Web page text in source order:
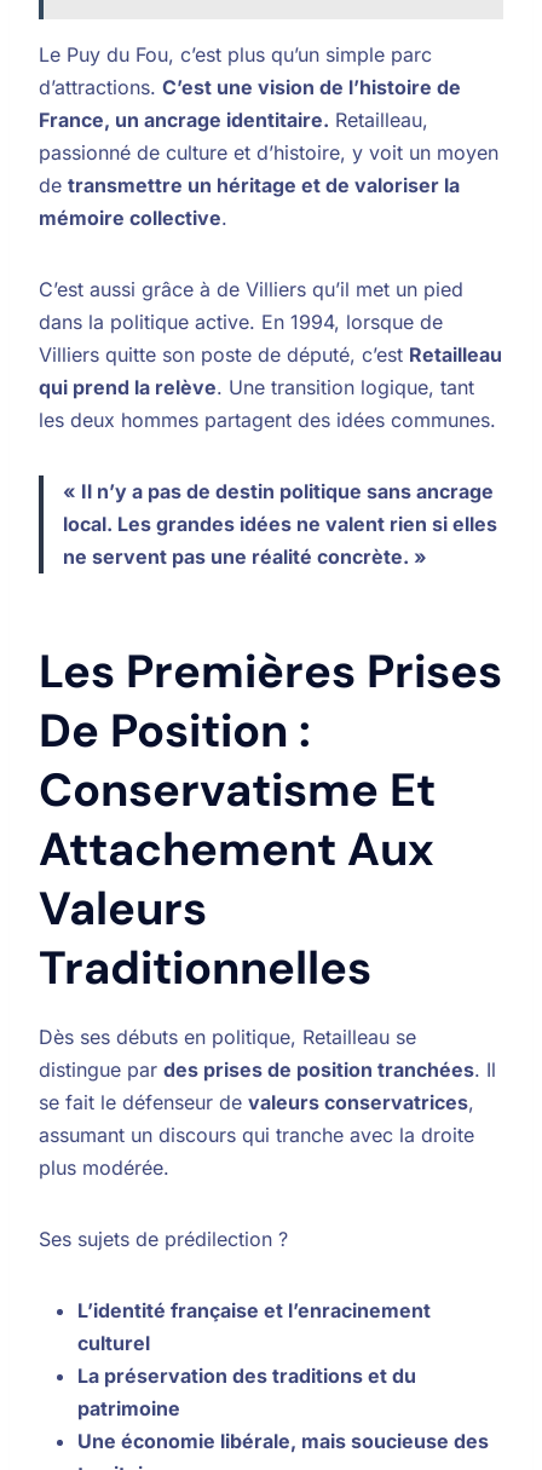
Le Puy du Fou, c’est plus qu’un simple parc
d’attractions. C’est une vision de l’histoire de
France, un ancrage identitaire. Retailleau,
passionné de culture et d’histoire, y voit un moyen
de transmettre un héritage et de valoriser la
mémoire collective.
C’est aussi grâce à de Villiers qu’il met un pied
dans la politique active. En 1994, lorsque de
Villiers quitte son poste de député, c’est Retailleau
qui prend la relève. Une transition logique, tant
les deux hommes partagent des idées communes.
« Il n’y a pas de destin politique sans ancrage
local. Les grandes idées ne valent rien si elles
ne servent pas une réalité concrète. »
Les Premières Prises
De Position :
Conservatisme Et
Attachement Aux
Valeurs
Traditionnelles
Dès ses débuts en politique, Retailleau se
distingue par des prises de position tranchées. Il
se fait le défenseur de valeurs conservatrices,
assumant un discours qui tranche avec la droite
plus modérée.
Ses sujets de prédilection ?
L’identité française et l’enracinement
culturel
La préservation des traditions et du
patrimoine
Une économie libérale, mais soucieuse des